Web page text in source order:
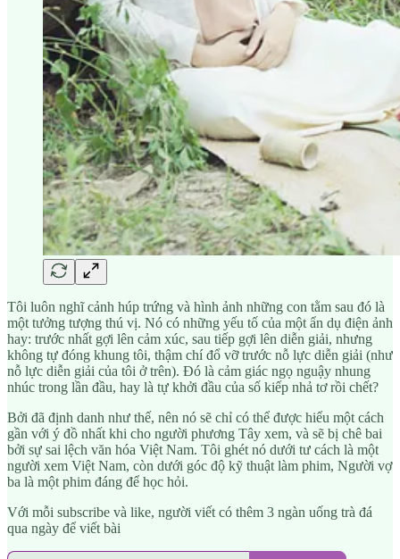
Tôi luôn nghĩ cảnh húp trứng và hình ảnh những con tằm sau đó là
một tưởng tượng thú vị. Nó có những yếu tố của một ẩn dụ điện ảnh
hay: trước nhất gợi lên cảm xúc, sau tiếp gợi lên diễn giải, nhưng
không tự đóng khung tôi, thậm chí đổ vỡ trước nỗ lực diễn giải (như
nỗ lực diễn giải của tôi ở trên). Đó là cảm giác ngọ nguậy nhung
nhúc trong lần đầu, hay là tự khởi đầu của số kiếp nhả tơ rồi chết?
Bởi đã định danh như thế, nên nó sẽ chỉ có thể được hiểu một cách
gần với ý đồ nhất khi cho người phương Tây xem, và sẽ bị chê bai
bởi sự sai lệch văn hóa Việt Nam. Tôi ghét nó dưới tư cách là một
người xem Việt Nam, còn dưới góc độ kỹ thuật làm phim, Người vợ
ba là một phim đáng để học hỏi.
Với mỗi subscribe và like, người viết có thêm 3 ngàn uống trà đá
qua ngày để viết bài